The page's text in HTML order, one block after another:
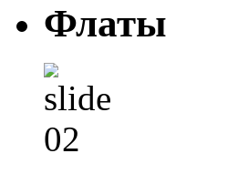
Флаты